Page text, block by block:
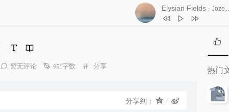
Elysian Fields - Jozef De Schutter
1
Back to you
Until The Blissful Dawn
6 Displacement
暂无评论 951字数
分
分享
分享到：
热
门
文
章
热门